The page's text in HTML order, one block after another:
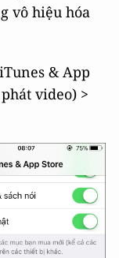
vô hiệu hóa
& App
video) >